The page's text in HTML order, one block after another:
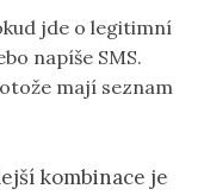
jde o legitimní
napíše SMS.
mají seznam
kombinace je